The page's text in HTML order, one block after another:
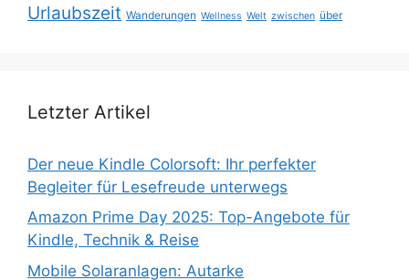
Urlaubszeit Wanderungen Wellness Welt zwischen über
Letzter Artikel
Der neue Kindle Colorsoft: Ihr perfekter
Begleiter für Lesefreude unterwegs
Amazon Prime Day 2025: Top-Angebote für
Kindle, Technik & Reise
Mobile Solaranlagen: Autarke